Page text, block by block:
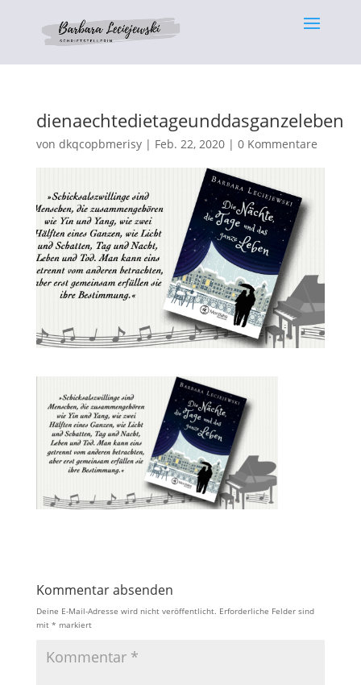
dienaechtedietageunddasganzeleben
von dkqcopbmerisy| Feb. 22, 2020| 0 Kommentare
Kommentar absenden
Deine E-Mail-Adresse wird nicht veröffentlicht. Erforderliche Felder sind
mit * markiert